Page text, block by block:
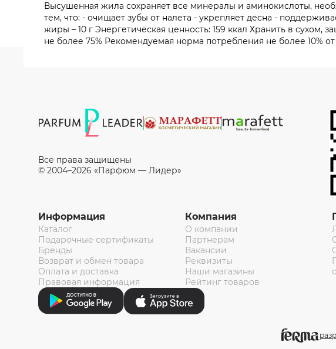
Высушенная жила сохраняет все минералы и аминокислоты,
тем, что: - очищает зубы от налета - укрепляет десна -
жиры – 10 г Энергетическая ценность: 159 ккал Хранить в сухом,
не более 75% Рекомендуемая норма потребления не более 10%
Все права защищены
© 2004–2026 «Парфюм — Лидер»
Информация
Каталог
Подарочные сертификаты
Бренды
Возврат и обмен товара
Оплата и доставка
Правовая информация
Компания
О компании
Партнерам
Вакансии
Реквизиты
Наши магазины
Рейтинг товаров